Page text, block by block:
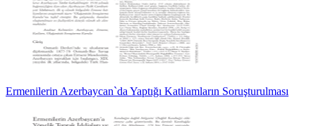
Ermenilerin Azerbaycan`da Yaptığı Katliamların Soruşturulması